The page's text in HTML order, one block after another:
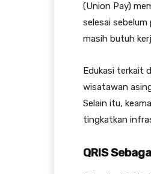
(Union Pay)
selesai
masih butuh
Edukasi terkait
wisatawan
Selain itu,
tingkatkan
QRIS